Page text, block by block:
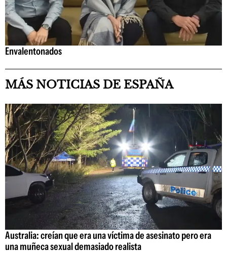
Envalentonados
MÁS NOTICIAS DE ESPAÑA
Australia: creían que era una víctima de asesinato pero era
una muñeca sexual demasiado realista